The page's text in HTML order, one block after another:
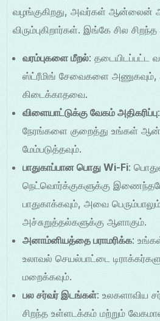
வழங்குகிறது, அவர்கள் ஆன்லைன்
விரும்புகிறார்கள். இங்கே சில
வரம்புகளை மீறல்: தடையிடப்பட்ட
ஸ்ட்ரீமிங் சேவைகளை அணுகவும்,
கிடைக்காதவை.
விளையாட்டுக்கு வேகம் அதிகரிப்பு
நேரங்களை குறைத்து உங்கள்
மேம்படுத்தவும்.
பாதுகாப்பான பொது Wi-Fi:
நெட்வொர்க்குகளுக்கு
பாதுகாக்கவும், அவை
அச்சுறுத்தல்களுக்கு ஆளாகும்.
அனாம்னியத்தை பராமரிக்க:
உலாவல் செயல்பாட்டை
மறைக்கவும்.
பல சர்வர் இடங்கள்: உலகளாவிய
சிறந்த உள்ளடக்கம் மற்றும்